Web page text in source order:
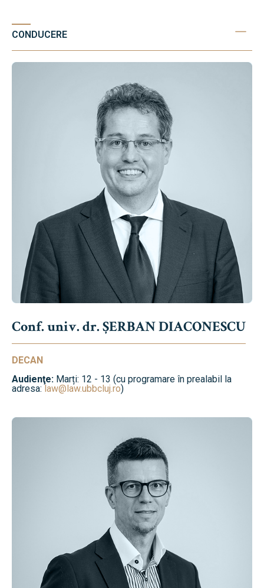
CONDUCERE
Conf. univ. dr. ȘERBAN DIACONESCU
DECAN
Audienţe: Marți: 12 - 13 (cu programare în prealabil la
adresa:law@law.ubbcluj.ro)